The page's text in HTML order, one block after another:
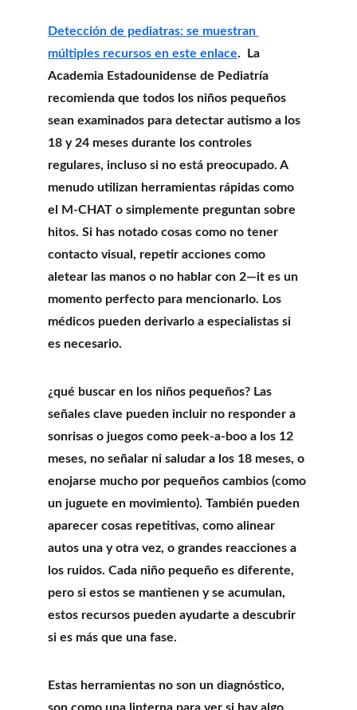
Detección de pediatras: se muestran
múltiples recursos en este enlace.  La
Academia Estadounidense de Pediatría
recomienda que todos los niños pequeños
sean examinados para detectar autismo a los
18 y 24 meses durante los controles
regulares, incluso si no está preocupado. A
menudo utilizan herramientas rápidas como
el M-CHAT o simplemente preguntan sobre
hitos. Si has notado cosas como no tener
contacto visual, repetir acciones como
aletear las manos o no hablar con 2—it es un
momento perfecto para mencionarlo. Los
médicos pueden derivarlo a especialistas si
es necesario.
¿qué buscar en los niños pequeños? Las
señales clave pueden incluir no responder a
sonrisas o juegos como peek-a-boo a los 12
meses, no señalar ni saludar a los 18 meses, o
enojarse mucho por pequeños cambios (como
un juguete en movimiento). También pueden
aparecer cosas repetitivas, como alinear
autos una y otra vez, o grandes reacciones a
los ruidos. Cada niño pequeño es diferente,
pero si estos se mantienen y se acumulan,
estos recursos pueden ayudarte a descubrir
si es más que una fase.
Estas herramientas no son un diagnóstico,